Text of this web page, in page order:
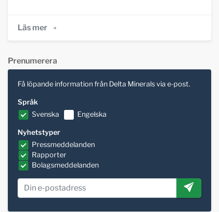
Läs mer
Prenumerera
Få löpande information från Delta Minerals via e-post.
Språk
Svenska
Engelska
Nyhetstyper
Pressmeddelanden
Rapporter
Bolagsmeddelanden